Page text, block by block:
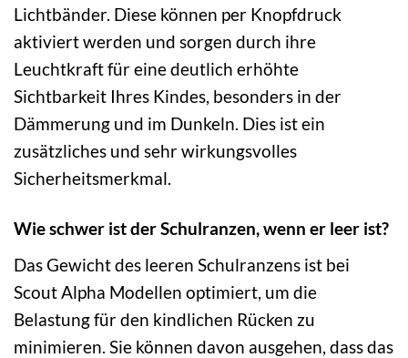
Lichtbänder. Diese können per Knopfdruck
aktiviert werden und sorgen durch ihre
Leuchtkraft für eine deutlich erhöhte
Sichtbarkeit Ihres Kindes, besonders in der
Dämmerung und im Dunkeln. Dies ist ein
zusätzliches und sehr wirkungsvolles
Sicherheitsmerkmal.
Wie schwer ist der Schulranzen, wenn er leer ist?
Das Gewicht des leeren Schulranzens ist bei
Scout Alpha Modellen optimiert, um die
Belastung für den kindlichen Rücken zu
minimieren. Sie können davon ausgehen, dass das